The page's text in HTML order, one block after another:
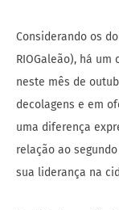
Considerando os
RIOGaleão), há um
neste mês de
decolagens e em
uma diferença
relação ao
sua liderança na